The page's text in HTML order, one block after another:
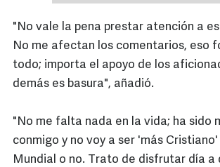
"No vale la pena prestar atención a
No me afectan los comentarios, eso
todo; importa el apoyo de los
demás es basura", añadió.
"No me falta nada en la vida; ha sido
conmigo y no voy a ser 'más
Mundial o no. Trato de disfrutar día a